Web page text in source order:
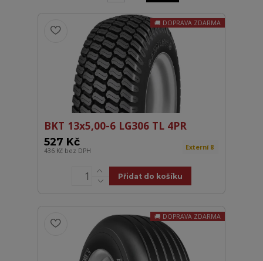
DOPRAVA ZDARMA
BKT 13x5,00-6 LG306 TL 4PR
527 Kč
436 Kč bez DPH Externí 8
Přidat do košíku
DOPRAVA ZDARMA